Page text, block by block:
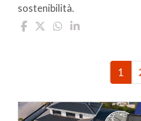
sostenibilità.
1